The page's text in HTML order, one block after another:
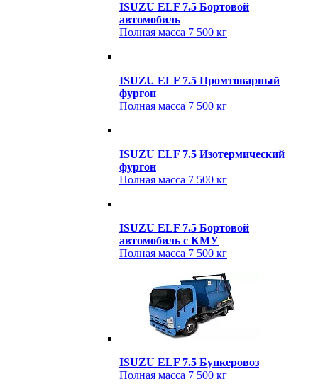
ISUZU ELF 7.5 Бортовой
автомобиль
Полная масса 7 500 кг
ISUZU ELF 7.5 Промтоварный
фургон
Полная масса 7 500 кг
ISUZU ELF 7.5 Изотермический
фургон
Полная масса 7 500 кг
ISUZU ELF 7.5 Бортовой
автомобиль с КМУ
Полная масса 7 500 кг
ISUZU ELF 7.5 Бункеровоз
Полная масса 7 500 кг